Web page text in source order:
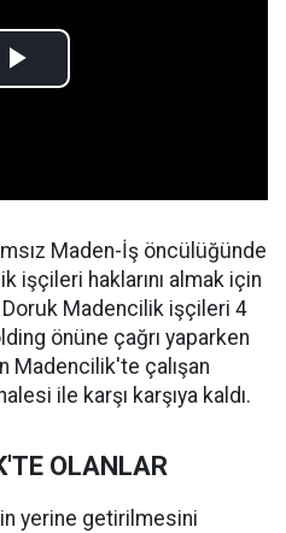
Maden-İş öncülüğünde
işçileri haklarını almak için
Madencilik işçileri 4
önüne çağrı yaparken
Madencilik'te çalışan
ile karşı karşıya kaldı.
OLANLAR
yerine getirilmesini